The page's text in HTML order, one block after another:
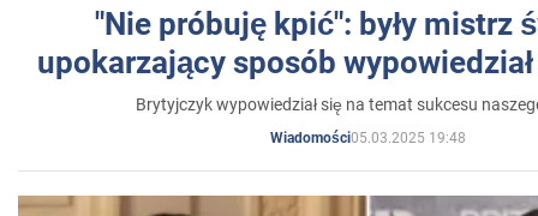
"Nie próbuję kpić": były mistrz
upokarzający sposób
Brytyjczyk wypowiedział się na temat sukcesu
Wiadomości05.03.2025 19:48